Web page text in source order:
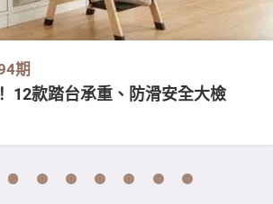
期
12款踏台承重、防滑安全大檢
3 4 5 6 7 8 9